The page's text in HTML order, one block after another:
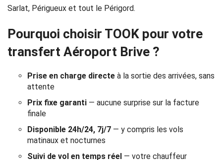
Services
chauffeur
Transferts
Aéroports
Solutions
Sarlat, Périgueux et tout le Périgord.
Pourquoi choisir TOOK pour votre
transfert Aéroport Brive ?
Prise en charge directe à la sortie des arrivées, sans
attente
Prix fixe garanti — aucune surprise sur la facture
finale
Disponible 24h/24, 7j/7 — y compris les vols
matinaux et nocturnes
Suivi de vol en temps réel — votre chauffeur